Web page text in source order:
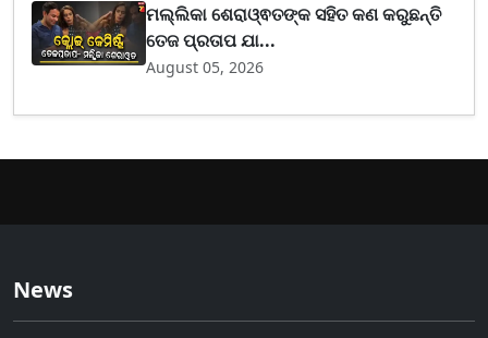
ମଲ୍ଲିକା ଶେରାଓ୍ଵତଙ୍କ ସହିତ କଣ କରୁଛନ୍ତି
ତେଜ ପ୍ରତାପ ଯା...
August 05, 2026
News